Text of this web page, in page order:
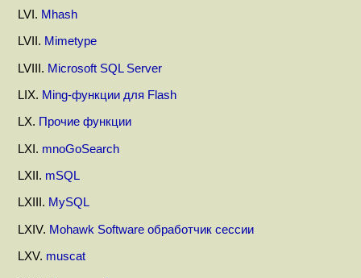
LVI. Mhash
LVII. Mimetype
LVIII. Microsoft SQL Server
LIX. Ming-функции для Flash
LX. Прочие функции
LXI. mnoGoSearch
LXII. mSQL
LXIII. MySQL
LXIV. Mohawk Software обработчик сессии
LXV. muscat